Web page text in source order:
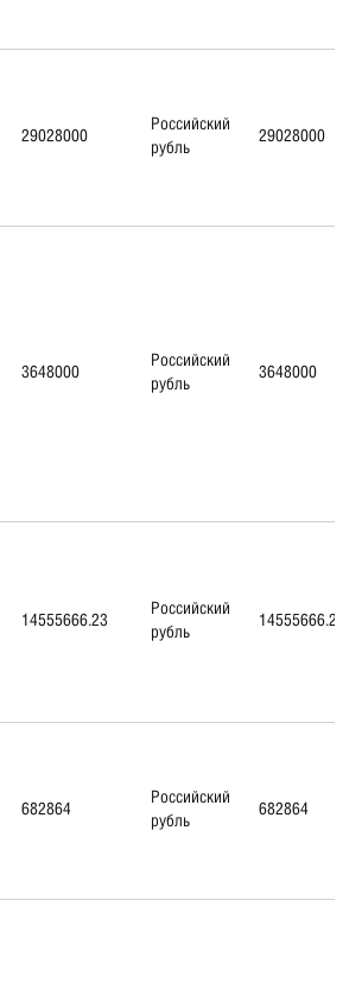
29028000
Российский
рубль
29028000
3648000
Российский
рубль
3648000
14555666.23
Российский
рубль
14555666.23
682864
Российский
рубль
682864